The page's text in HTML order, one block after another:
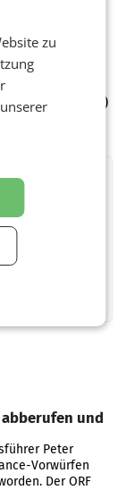
auch zu
kommt
Player
(red)
abberufen und
Peter
Vorwürfen
Der ORF
zu